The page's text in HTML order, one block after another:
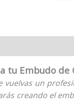
tu Embudo
un
creando el